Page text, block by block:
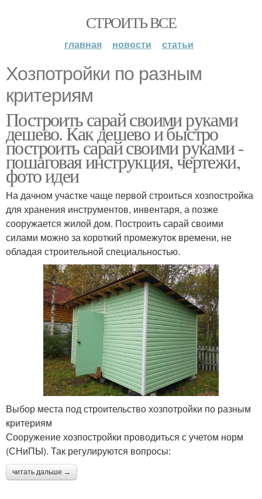
СТРОИТЬ ВСЕ
главная новости статьи
Хозпотройки по разным
критериям
Построить сарай своими руками
дешево. Как дешево и быстро
построить сарай своими руками -
пошаговая инструкция, чертежи,
фото идеи
На дачном участке чаще первой строиться хозпостройка
для хранения инструментов, инвентаря, а позже
сооружается жилой дом. Построить сарай своими
силами можно за короткий промежуток времени, не
обладая строительной специальностью.
Выбор места под строительство хозпотройки по разным
критериям
Сооружение хозпостройки проводиться с учетом норм
(СНиПЫ). Так регулируются вопросы:
читать дальше →